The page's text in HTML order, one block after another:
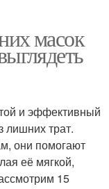
масок
и эффективный
лишних трат.
они помогают
её мягкой,
15